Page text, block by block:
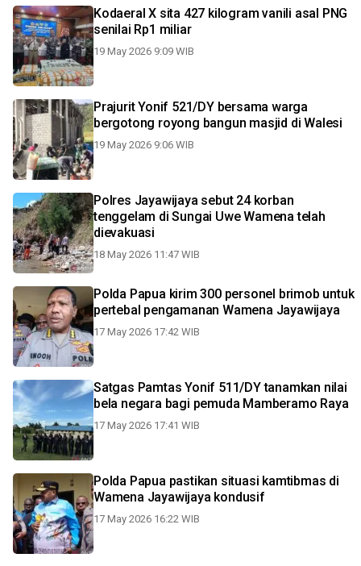
Kodaeral X sita 427 kilogram vanili asal PNG
senilai Rp1 miliar
19 May 2026 9:09 WIB
Prajurit Yonif 521/DY bersama warga
bergotong royong bangun masjid di Walesi
19 May 2026 9:06 WIB
Polres Jayawijaya sebut 24 korban
tenggelam di Sungai Uwe Wamena telah
dievakuasi
18 May 2026 11:47 WIB
Polda Papua kirim 300 personel brimob untuk
pertebal pengamanan Wamena Jayawijaya
17 May 2026 17:42 WIB
Satgas Pamtas Yonif 511/DY tanamkan nilai
bela negara bagi pemuda Mamberamo Raya
17 May 2026 17:41 WIB
Polda Papua pastikan situasi kamtibmas di
Wamena Jayawijaya kondusif
17 May 2026 16:22 WIB